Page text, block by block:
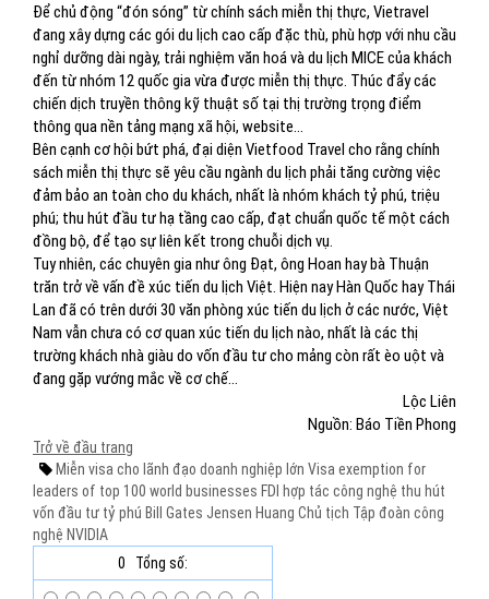
Để chủ động “đón sóng” từ chính sách miễn thị thực, Vietravel
đang xây dựng các gói du lịch cao cấp đặc thù, phù hợp với nhu cầu
nghỉ dưỡng dài ngày, trải nghiệm văn hoá và du lịch MICE của khách
đến từ nhóm 12 quốc gia vừa được miễn thị thực. Thúc đẩy các
chiến dịch truyền thông kỹ thuật số tại thị trường trọng điểm
thông qua nền tảng mạng xã hội, website...
Bên cạnh cơ hội bứt phá, đại diện Vietfood Travel cho rằng chính
sách miễn thị thực sẽ yêu cầu ngành du lịch phải tăng cường việc
đảm bảo an toàn cho du khách, nhất là nhóm khách tỷ phú, triệu
phú; thu hút đầu tư hạ tầng cao cấp, đạt chuẩn quốc tế một cách
đồng bộ, để tạo sự liên kết trong chuỗi dịch vụ.
Tuy nhiên, các chuyên gia như ông Đạt, ông Hoan hay bà Thuận
trăn trở về vấn đề xúc tiến du lịch Việt. Hiện nay Hàn Quốc hay Thái
Lan đã có trên dưới 30 văn phòng xúc tiến du lịch ở các nước, Việt
Nam vẫn chưa có cơ quan xúc tiến du lịch nào, nhất là các thị
trường khách nhà giàu do vốn đầu tư cho mảng còn rất èo uột và
đang gặp vướng mắc về cơ chế...
Lộc Liên
Nguồn: Báo Tiền Phong
Trở về đầu trang
Miễn visa cho lãnh đạo doanh nghiệp lớn Visa exemption for
leaders of top 100 world businesses FDI hợp tác công nghệ thu hút
vốn đầu tư tỷ phú Bill Gates Jensen Huang Chủ tịch Tập đoàn công
nghệ NVIDIA
0
Tổng số: